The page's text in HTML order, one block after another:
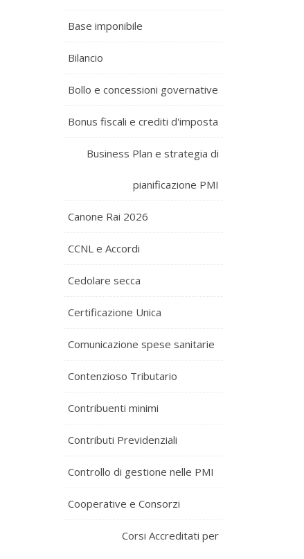
Base imponibile
Bilancio
Bollo e concessioni governative
Bonus fiscali e crediti d'imposta
Business Plan e strategia di
pianificazione PMI
Canone Rai 2026
CCNL e Accordi
Cedolare secca
Certificazione Unica
Comunicazione spese sanitarie
Contenzioso Tributario
Contribuenti minimi
Contributi Previdenziali
Controllo di gestione nelle PMI
Cooperative e Consorzi
Corsi Accreditati per